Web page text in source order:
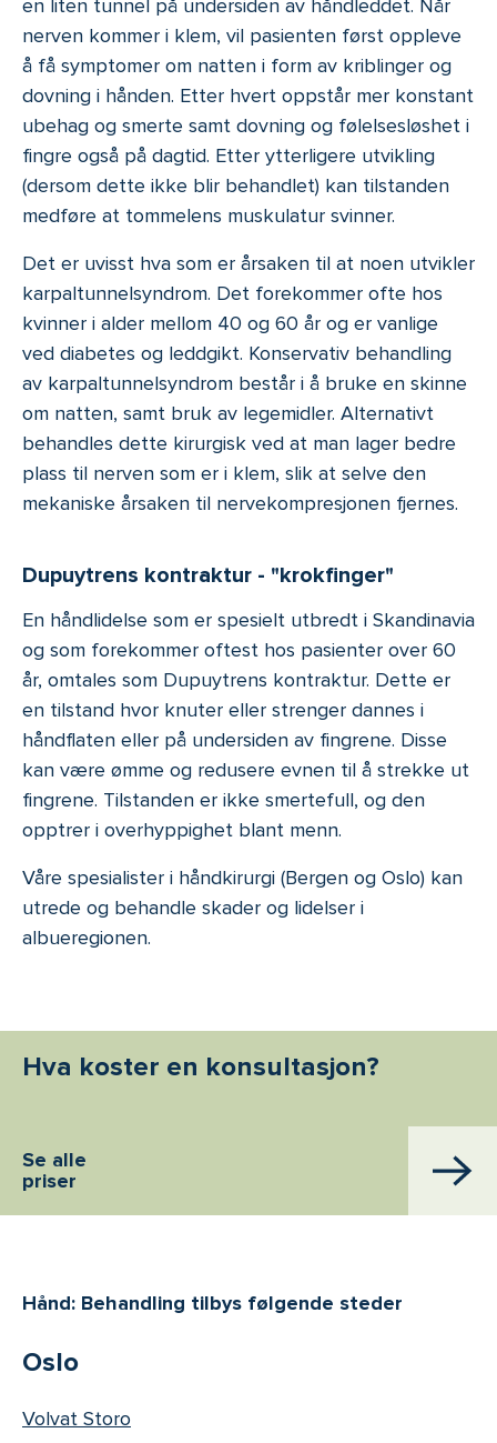
en liten tunnel på undersiden av håndleddet. Når
nerven kommer i klem, vil pasienten først oppleve
å få symptomer om natten i form av kriblinger og
dovning i hånden. Etter hvert oppstår mer konstant
ubehag og smerte samt dovning og følelsesløshet i
fingre også på dagtid. Etter ytterligere utvikling
(dersom dette ikke blir behandlet) kan tilstanden
medføre at tommelens muskulatur svinner.
Det er uvisst hva som er årsaken til at noen utvikler
karpaltunnelsyndrom. Det forekommer ofte hos
kvinner i alder mellom 40 og 60 år og er vanlige
ved diabetes og leddgikt. Konservativ behandling
av karpaltunnelsyndrom består i å bruke en skinne
om natten, samt bruk av legemidler. Alternativt
behandles dette kirurgisk ved at man lager bedre
plass til nerven som er i klem, slik at selve den
mekaniske årsaken til nervekompresjonen fjernes.
Dupuytrens kontraktur - "krokfinger"
En håndlidelse som er spesielt utbredt i Skandinavia
og som forekommer oftest hos pasienter over 60
år, omtales som Dupuytrens kontraktur. Dette er
en tilstand hvor knuter eller strenger dannes i
håndflaten eller på undersiden av fingrene. Disse
kan være ømme og redusere evnen til å strekke ut
fingrene. Tilstanden er ikke smertefull, og den
opptrer i overhyppighet blant menn.
Våre spesialister i håndkirurgi (Bergen og Oslo) kan
utrede og behandle skader og lidelser i
albueregionen.
Hva koster en konsultasjon?
Se alle
priser
Hånd: Behandling tilbys følgende steder
Oslo
Volvat Storo